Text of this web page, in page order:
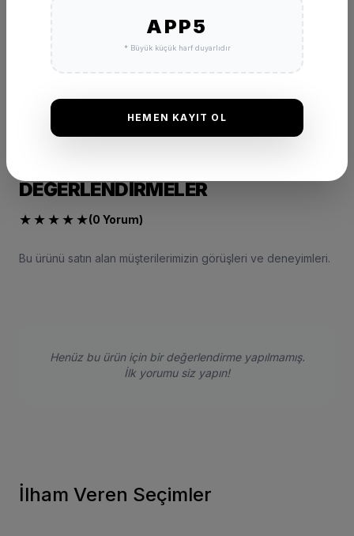
DEĞERLENDIRMELER
★★★★★(0 Yorum)
Bu ürünü satın alan müşterilerimizin görüşleri ve deneyimleri.
Henüz bu ürün için bir değerlendirme yapılmamış.
İlk yorumu siz yapın!
İlham Veren Seçimler
APP5
* Büyük küçük harf duyarlıdır
HEMEN KAYIT OL